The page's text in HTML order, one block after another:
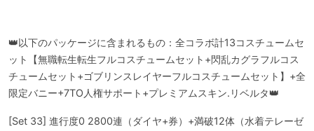
👑以下のパッケージに含まれるもの：全コラボ計13コスチュームセ
ット【無職転生転生フルコスチュームセット+閃乱カグラフルコス
チュームセット+ゴブリンスレイヤーフルコスチュームセット】+全
限定バニー+7TO人権サポート+プレミアムスキン.リベルタ👑
[Set 33] 進行度0 2800連（ダイヤ+券）+満破12体（水着テレーゼ